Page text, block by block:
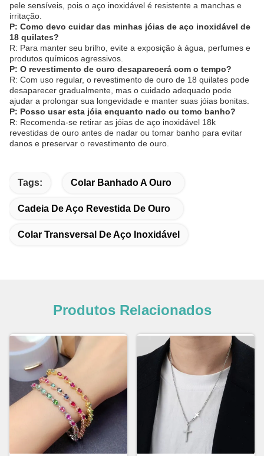
pele sensíveis, pois o aço inoxidável é resistente a manchas e
irritação.
P: Como devo cuidar das minhas jóias de aço inoxidável de
18 quilates?
R: Para manter seu brilho, evite a exposição à água, perfumes e
produtos químicos agressivos.
P: O revestimento de ouro desaparecerá com o tempo?
R: Com uso regular, o revestimento de ouro de 18 quilates pode
desaparecer gradualmente, mas o cuidado adequado pode
ajudar a prolongar sua longevidade e manter suas jóias bonitas.
P: Posso usar esta jóia enquanto nado ou tomo banho?
R: Recomenda-se retirar as jóias de aço inoxidável 18k
revestidas de ouro antes de nadar ou tomar banho para evitar
danos e preservar o revestimento de ouro.
Tags: Colar Banhado A Ouro
Cadeia De Aço Revestida De Ouro
Colar Transversal De Aço Inoxidável
Produtos Relacionados